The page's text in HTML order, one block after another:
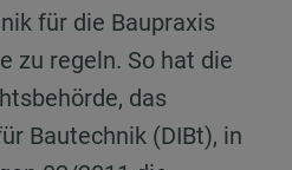
für die Baupraxis
zu regeln. So hat die
das
Bautechnik (DIBt), in